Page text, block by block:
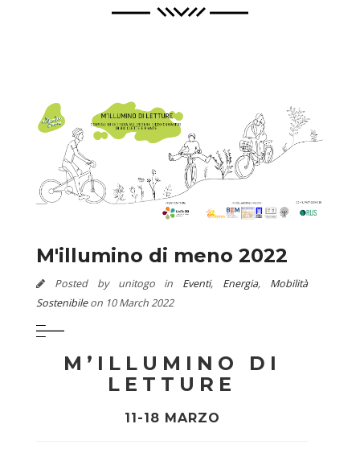
M'illumino di meno 2022
Posted by unitogo in Eventi, Energia, Mobilità
Sostenibileon 10 March 2022
M’ILLUMINO DI
LETTURE
11-18 MARZO